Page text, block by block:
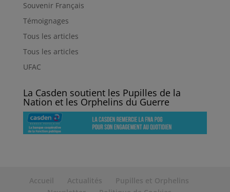
Souvenir Français
Témoignages
Tous les articles
Tous les articles
UFAC
La Casden soutient les Pupilles de la
Nation et les Orphelins du Guerre
Accueil Actualités
Pupilles et Orphelins